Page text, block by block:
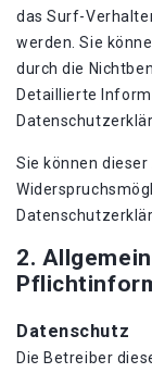
das Surf-
werden. Sie
durch die
Detaillierte
Sie können
2.
Datenschutz
Die Betreiber